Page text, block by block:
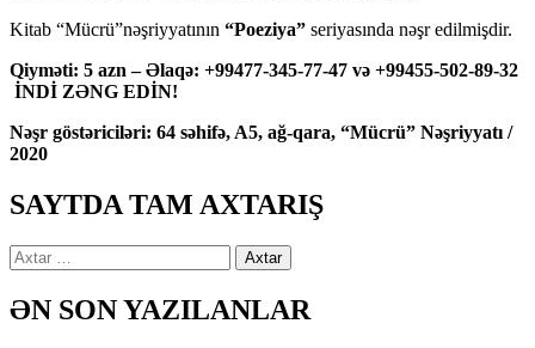
Kitab “Mücrü”nəşriyyatının “Poeziya” seriyasında nəşr edilmişdir.
Qiyməti: 5 azn – Əlaqə: +99477-345-77-47 və +99455-502-89-32
İNDİ ZƏNG EDİN!
Nəşr göstəriciləri: 64 səhifə, A5, ağ-qara, “Mücrü” Nəşriyyatı /
2020
SAYTDA TAM AXTARIŞ
Axtarış:
ƏN SON YAZILANLAR